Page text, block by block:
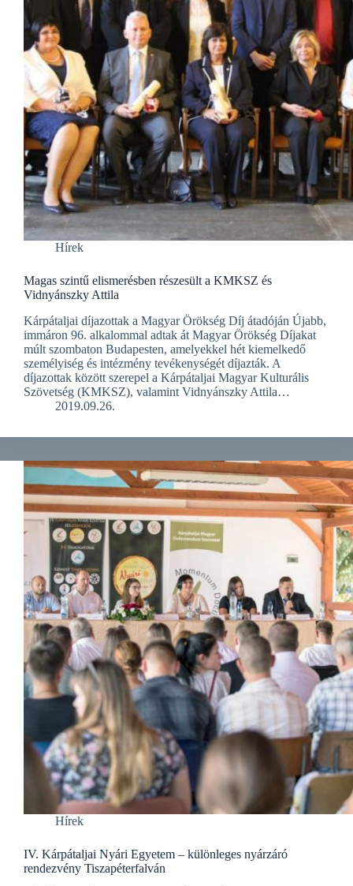
Hírek
Magas szintű elismerésben részesült a KMKSZ és
Vidnyánszky Attila
Kárpátaljai díjazottak a Magyar Örökség Díj átadóján Újabb,
immáron 96. alkalommal adtak át Magyar Örökség Díjakat
múlt szombaton Budapesten, amelyekkel hét kiemelkedő
személyiség és intézmény tevékenységét díjazták. A
díjazottak között szerepel a Kárpátaljai Magyar Kulturális
Szövetség (KMKSZ), valamint Vidnyánszky Attila…
2019.09.26.
Hírek
IV. Kárpátaljai Nyári Egyetem – különleges nyárzáró
rendezvény Tiszapéterfalván